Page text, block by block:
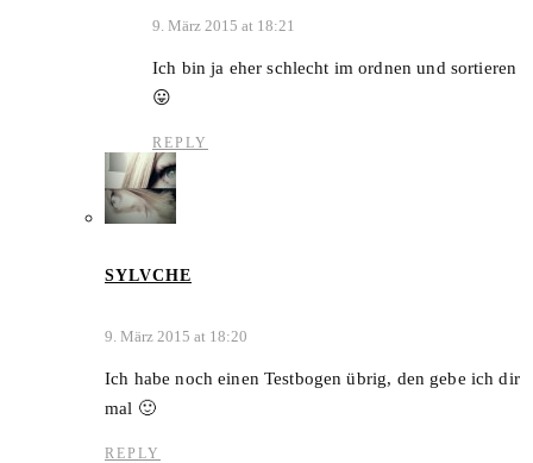
9. März 2015 at 18:21
Ich bin ja eher schlecht im ordnen und sortieren
😛
REPLY
SYLVCHE
9. März 2015 at 18:20
Ich habe noch einen Testbogen übrig, den gebe ich dir
mal 🙂
REPLY